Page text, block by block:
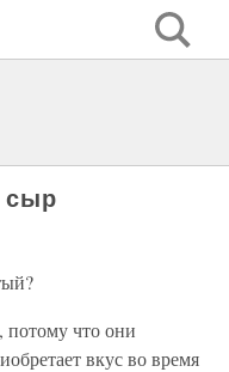
сыр
потому что они
вкус во время